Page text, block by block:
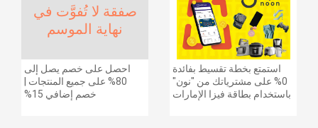
صفقة لا تُفوَّت في
نهاية الموسم
احصل على خصم يصل إلى
80% على جميع المنتجات |
خصم إضافي 15%
استمتع بخطة تقسيط بفائدة
0% على مشترياتك من "نون"
باستخدام بطاقة فيزا الإمارات